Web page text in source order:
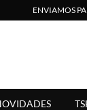
ENVIAMOS
de Fábrica